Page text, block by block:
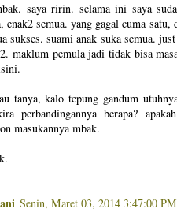
saya ririn. selama ini saya
enak2 semua. yang gagal cuma
sukses. suami anak suka semua.
maklum pemula jadi tidak bisa
tanya, kalo tepung gandum
perbandingannya berapa?
masukannya mbak.
Senin, Maret 03, 2014 3:47:00 PM